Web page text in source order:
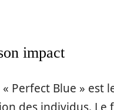
impact
Perfect Blue »